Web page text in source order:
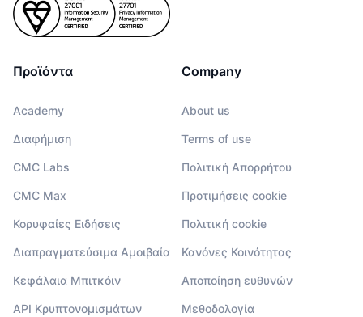
Προϊόντα
Academy
Διαφήμιση
CMC Labs
CMC Max
Κορυφαίες Ειδήσεις
Διαπραγματεύσιμα Αμοιβαία
Κεφάλαια Μπιτκόιν
API Κρυπτονομισμάτων
Company
About us
Terms of use
Πολιτική Απορρήτου
Προτιμήσεις cookie
Πολιτική cookie
Κανόνες Κοινότητας
Αποποίηση ευθυνών
Μεθοδολογία